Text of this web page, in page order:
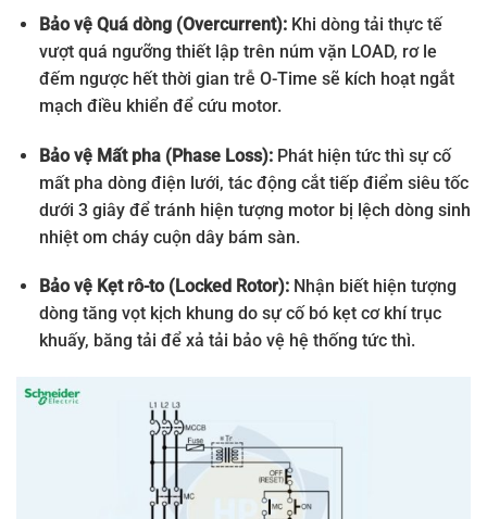
Bảo vệ Quá dòng (Overcurrent):Khi dòng tải thực tế
vượt quá ngưỡng thiết lập trên núm vặn LOAD, rơ le
đếm ngược hết thời gian trễ O-Time sẽ kích hoạt ngắt
mạch điều khiển để cứu motor.
Bảo vệ Mất pha (Phase Loss):Phát hiện tức thì sự cố
mất pha dòng điện lưới, tác động cắt tiếp điểm siêu tốc
dưới 3 giây để tránh hiện tượng motor bị lệch dòng sinh
nhiệt om cháy cuộn dây bám sàn.
Bảo vệ Kẹt rô-to (Locked Rotor):Nhận biết hiện tượng
dòng tăng vọt kịch khung do sự cố bó kẹt cơ khí trục
khuấy, băng tải để xả tải bảo vệ hệ thống tức thì.